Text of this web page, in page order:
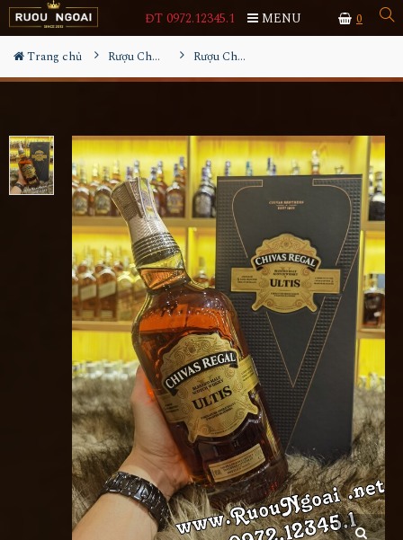
0
ĐT 0972.12345.1 MENU
Trang chủ Rượu Chivas Rượu Chivas Ultis 1000ml